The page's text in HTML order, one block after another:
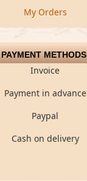
My Orders
PAYMENT METHODS
Invoice
Payment in advance
Paypal
Cash on delivery